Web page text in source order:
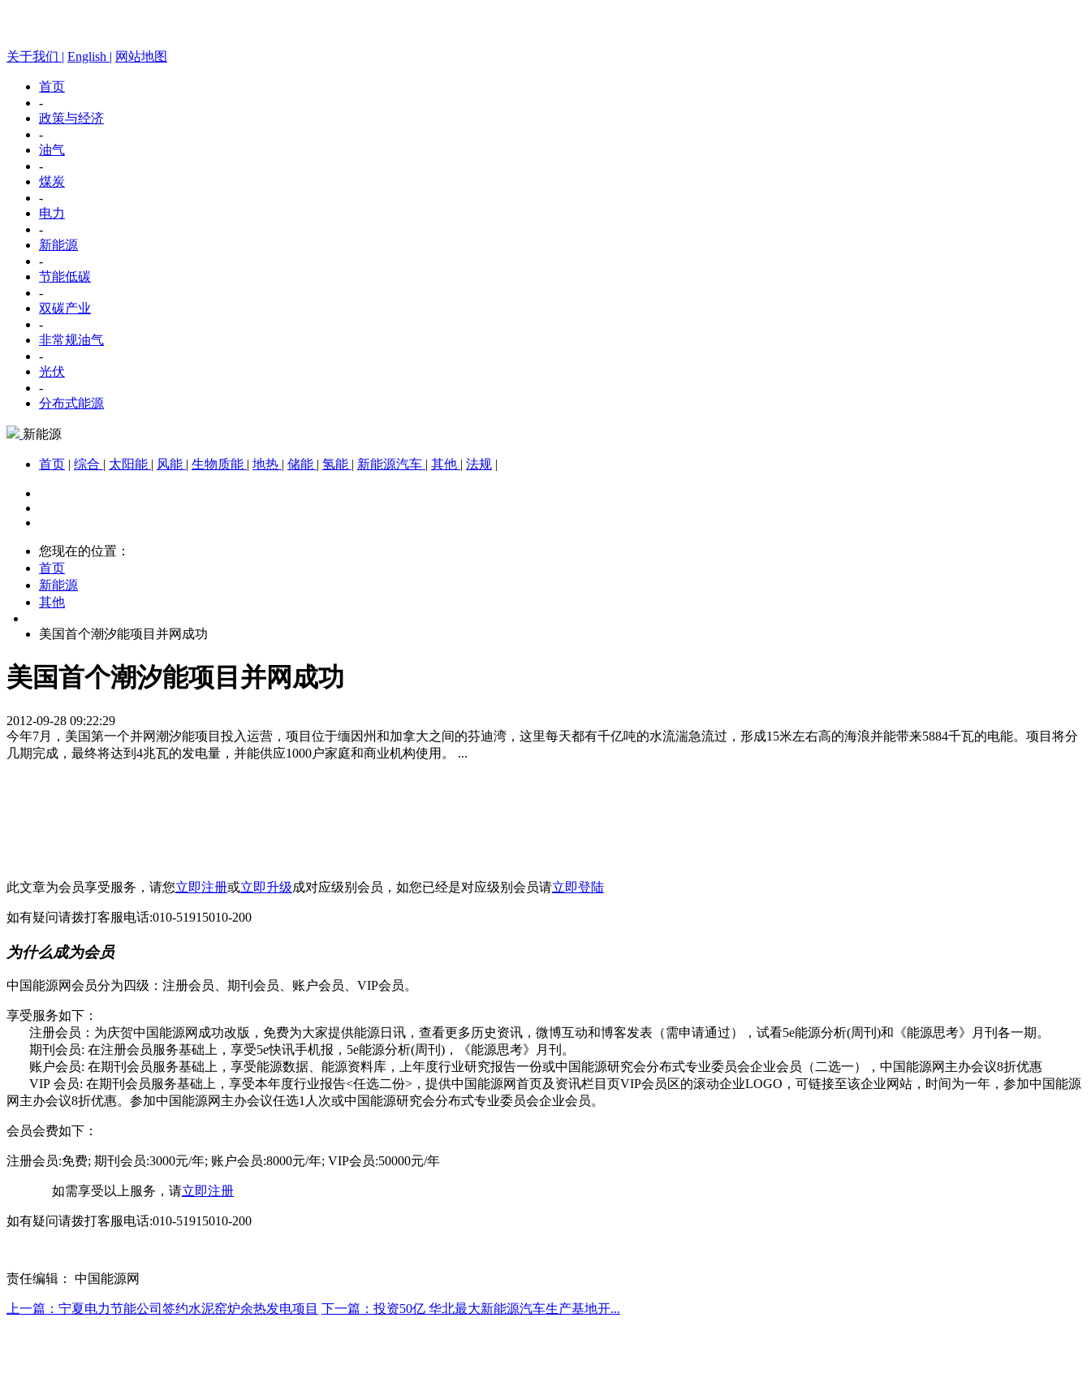
关于我们 | English | 网站地图
首页
-
政策与经济
-
油气
-
煤炭
-
电力
-
新能源
-
节能低碳
-
双碳产业
-
非常规油气
-
光伏
-
分布式能源
新能源
首页 | 综合 | 太阳能 | 风能 | 生物质能 | 地热 | 储能 | 氢能 | 新能源汽车 | 其他 | 法规 |
您现在的位置：
首页
新能源
其他
美国首个潮汐能项目并网成功
美国首个潮汐能项目并网成功
2012-09-28 09:22:29
今年7月，美国第一个并网潮汐能项目投入运营，项目位于缅因州和加拿大之间的芬迪湾，这里每天都有千亿吨的水流湍急流过，形成15米左右高的海浪并能带来5884千瓦的电能。项目将分
几期完成，最终将达到4兆瓦的发电量，并能供应1000户家庭和商业机构使用。 ...
此文章为会员享受服务，请您立即注册或立即升级成对应级别会员，如您已经是对应级别会员请立即登陆
如有疑问请拨打客服电话:010-51915010-200
为什么成为会员
中国能源网会员分为四级：注册会员、期刊会员、账户会员、VIP会员。
享受服务如下：
注册会员：为庆贺中国能源网成功改版，免费为大家提供能源日讯，查看更多历史资讯，微博互动和博客发表（需申请通过），试看5e能源分析(周刊)和《能源思考》月刊各一期。
期刊会员: 在注册会员服务基础上，享受5e快讯手机报，5e能源分析(周刊)，《能源思考》月刊。
账户会员: 在期刊会员服务基础上，享受能源数据、能源资料库，上年度行业研究报告一份或中国能源研究会分布式专业委员会企业会员（二选一），中国能源网主办会议8折优惠
VIP 会员: 在期刊会员服务基础上，享受本年度行业报告<任选二份>，提供中国能源网首页及资讯栏目页VIP会员区的滚动企业LOGO，可链接至该企业网站，时间为一年，参加中国能源
网主办会议8折优惠。参加中国能源网主办会议任选1人次或中国能源研究会分布式专业委员会企业会员。
会员会费如下：
注册会员:免费; 期刊会员:3000元/年; 账户会员:8000元/年; VIP会员:50000元/年
如需享受以上服务，请立即注册
如有疑问请拨打客服电话:010-51915010-200
责任编辑： 中国能源网
上一篇：宁夏电力节能公司签约水泥窑炉余热发电项目 下一篇：投资50亿 华北最大新能源汽车生产基地开...